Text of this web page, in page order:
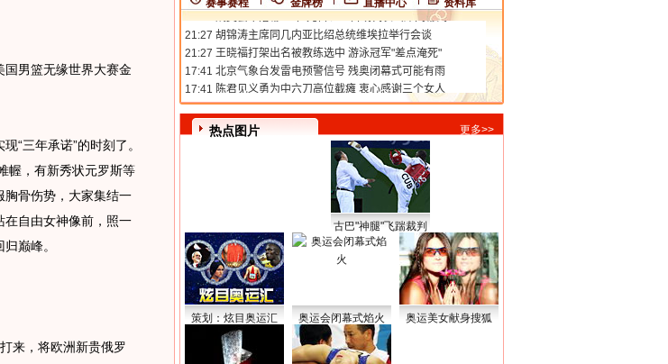
男篮无缘世界大赛金
三年承诺”的时刻了。
幄，有新秀状元罗斯等
胸骨伤势，大家集结一
自由女神像前，照一
巅峰。
来，将欧洲新贵俄罗
赛事赛程 金牌榜 直播中心 资料库
热点图片 更多>>
古巴"神腿"飞踹裁判
策划：炫目奥运汇 奥运会闭幕式焰火 奥运美女献身搜狐